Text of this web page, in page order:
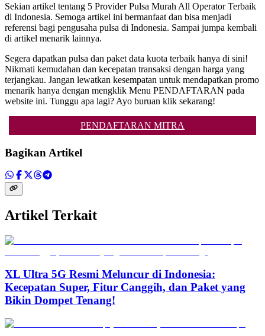
Sekian artikel tentang 5 Provider Pulsa Murah All Operator Terbaik
di Indonesia. Semoga artikel ini bermanfaat dan bisa menjadi
referensi bagi pengusaha pulsa di Indonesia. Sampai jumpa kembali
di artikel menarik lainnya.
Segera dapatkan pulsa dan paket data kuota terbaik hanya di sini!
Nikmati kemudahan dan kecepatan transaksi dengan harga yang
terjangkau. Jangan lewatkan kesempatan untuk mendapatkan promo
menarik hanya dengan mengklik Menu PENDAFTARAN pada
website ini. Tunggu apa lagi? Ayo buruan klik sekarang!
PENDAFTARAN MITRA
Bagikan Artikel
Artikel Terkait
XL Ultra 5G Resmi Meluncur di Indonesia:
Kecepatan Super, Fitur Canggih, dan Paket yang
Bikin Dompet Tenang!